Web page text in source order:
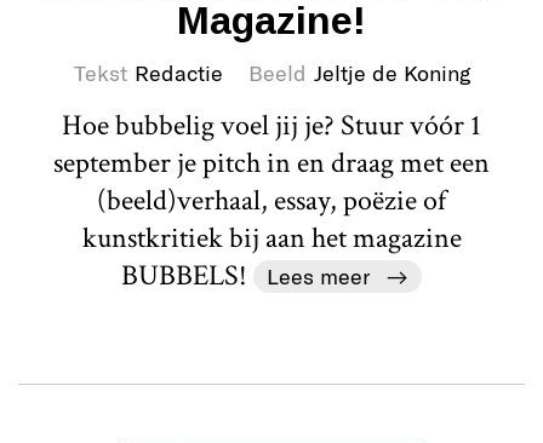
Magazine!
Tekst Redactie Beeld Jeltje de Koning
Hoe bubbelig voel jij je? Stuur vóór 1
september je pitch in en draag met een
(beeld)verhaal, essay, poëzie of
kunstkritiek bij aan het magazine
BUBBELS!
Lees meer